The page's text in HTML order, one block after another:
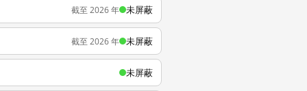
截至 2026 年 未屏蔽
截至 2026 年 未屏蔽
未屏蔽